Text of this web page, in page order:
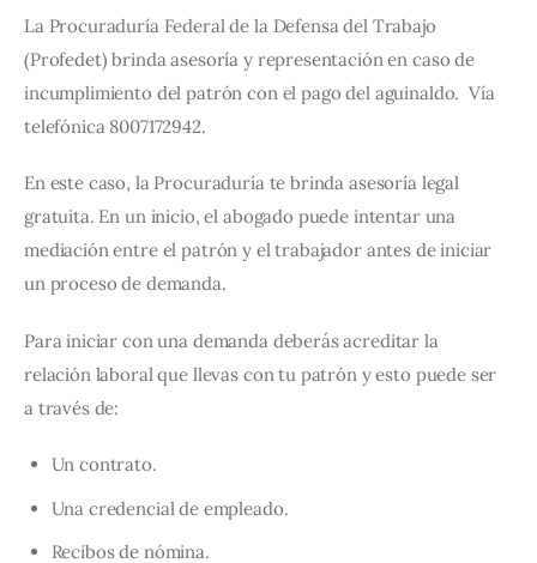
La Procuraduría Federal de la Defensa del Trabajo
(Profedet) brinda asesoría y representación en caso de
incumplimiento del patrón con el pago del aguinaldo.  Vía
telefónica 8007172942.
En este caso, la Procuraduría te brinda asesoría legal
gratuita. En un inicio, el abogado puede intentar una
mediación entre el patrón y el trabajador antes de iniciar
un proceso de demanda.
Para iniciar con una demanda deberás acreditar la
relación laboral que llevas con tu patrón y esto puede ser
a través de:
Un contrato.
Una credencial de empleado.
Recibos de nómina.